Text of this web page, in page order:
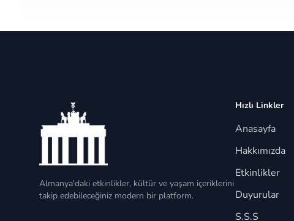
Almanya'daki etkinlikler, kültür ve yaşam içeriklerini
takip edebileceğiniz modern bir platform.
Hızlı Linkler
Anasayfa
Hakkımızda
Etkinlikler
Duyurular
S.S.S